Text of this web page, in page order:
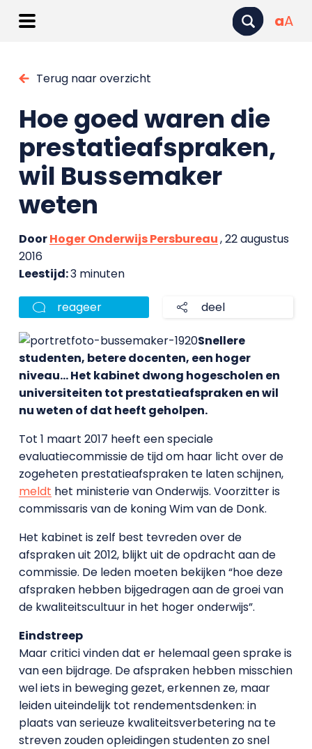
aA
Terug naar overzicht
Hoe goed waren die
prestatieafspraken,
wil Bussemaker
weten
DoorHoger Onderwijs Persbureau, 22 augustus
2016
Leestijd:3 minuten
reageer deel
Snellere
studenten, betere docenten, een hoger
niveau… Het kabinet dwong hogescholen en
universiteiten tot prestatieafspraken en wil
nu weten of dat heeft geholpen.
Tot 1 maart 2017 heeft een speciale
evaluatiecommissie de tijd om haar licht over de
zogeheten prestatieafspraken te laten schijnen,
meldt het ministerie van Onderwijs. Voorzitter is
commissaris van de koning Wim van de Donk.
Het kabinet is zelf best tevreden over de
afspraken uit 2012, blijkt uit de opdracht aan de
commissie. De leden moeten bekijken “hoe deze
afspraken hebben bijgedragen aan de groei van
de kwaliteitscultuur in het hoger onderwijs”.
Eindstreep
Maar critici vinden dat er helemaal geen sprake is
van een bijdrage. De afspraken hebben misschien
wel iets in beweging gezet, erkennen ze, maar
leiden uiteindelijk tot rendementsdenken: in
plaats van serieuze kwaliteitsverbetering na te
streven zouden opleidingen studenten zo snel